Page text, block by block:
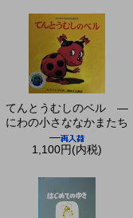
てんとうむしのベル ―
にわの小さななかまたち
―
1,100円(内税)